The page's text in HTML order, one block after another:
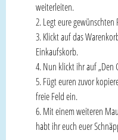
weiterleiten.
Legt eure
Klickt auf das
Einkaufskorb.
Nun klickt ihr auf „Den
Fügt euren zuvor
freie Feld ein.
Mit einem weiteren
habt ihr euch euer